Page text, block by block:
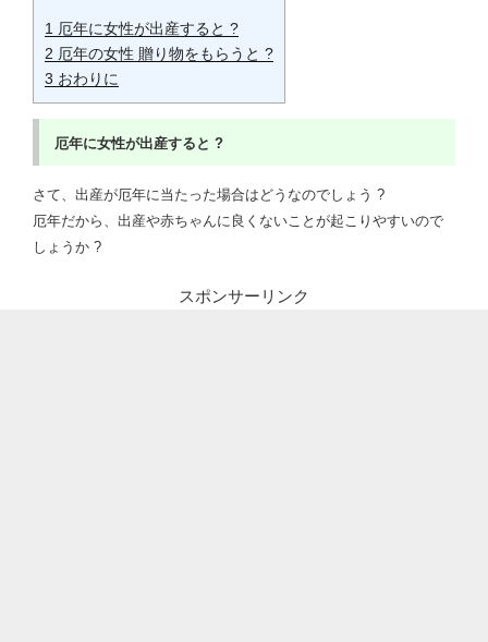
1 厄年に女性が出産すると ?
2 厄年の女性 贈り物をもらうと ?
3 おわりに
厄年に女性が出産すると ?
さて、出産が厄年に当たった場合はどうなのでしょう ?
厄年だから、出産や赤ちゃんに良くないことが起こりやすいので
しょうか ?
スポンサーリンク